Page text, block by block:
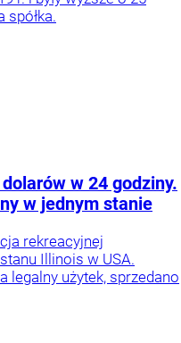
spółka.
w 24 godziny.
w jednym stanie
rekreacyjnej
Illinois w USA.
legalny użytek, sprzedano